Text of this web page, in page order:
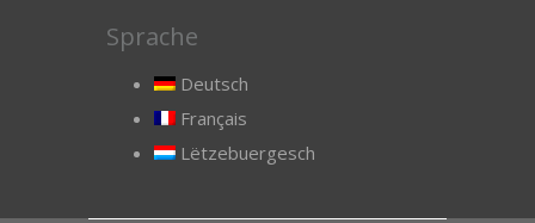
Sprache
Deutsch
Français
Lëtzebuergesch